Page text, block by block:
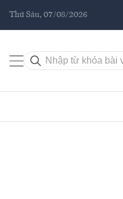
Thứ Sáu, 07/08/2026